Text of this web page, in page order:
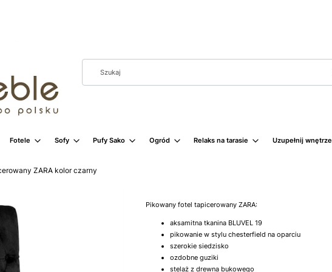
Fotele Sofy Pufy Sako Ogród Relaks na tarasie Uzupełnij wnętrze
ZARA kolor czarny
Pikowany fotel tapicerowany ZARA:
aksamitna tkanina BLUVEL 19
pikowanie w stylu chesterfield na oparciu
szerokie siedzisko
ozdobne guziki
stelaż z drewna bukowego